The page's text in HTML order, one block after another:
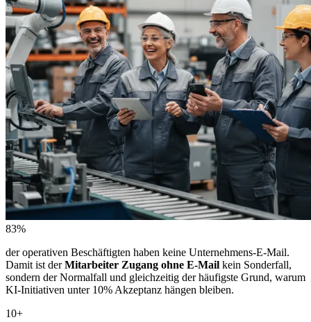
83%
der operativen Beschäftigten haben keine Unternehmens-E-Mail.
Damit ist derMitarbeiter Zugang ohne E-Mail kein Sonderfall,
sondern der Normalfall und gleichzeitig der häufigste Grund, warum
KI-Initiativen unter 10% Akzeptanz hängen bleiben.
10+